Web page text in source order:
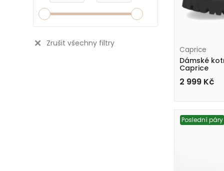
Caprice
Dámské
Caprice
9-26229-43
2 999 Kč
Poslední páry
Zrušit všechny filtry